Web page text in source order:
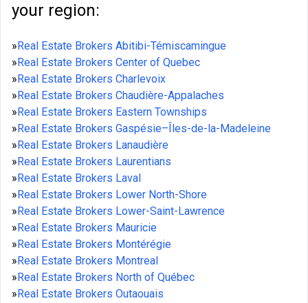
your region:
»Real Estate Brokers Abitibi-Témiscamingue
»Real Estate Brokers Center of Quebec
»Real Estate Brokers Charlevoix
»Real Estate Brokers Chaudière-Appalaches
»Real Estate Brokers Eastern Townships
»Real Estate Brokers Gaspésie–Îles-de-la-Madeleine
»Real Estate Brokers Lanaudière
»Real Estate Brokers Laurentians
»Real Estate Brokers Laval
»Real Estate Brokers Lower North-Shore
»Real Estate Brokers Lower-Saint-Lawrence
»Real Estate Brokers Mauricie
»Real Estate Brokers Montérégie
»Real Estate Brokers Montreal
»Real Estate Brokers North of Québec
»Real Estate Brokers Outaouais